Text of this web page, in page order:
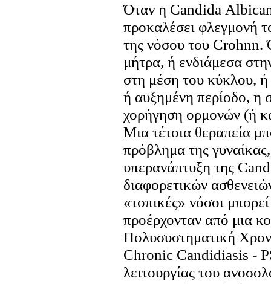
Όταν η Candida
προκαλέσει φλεγμονή
της νόσου του Crohnn.
μήτρα, ή ενδιάμεσα
στη μέση του κύκλου,
ή αυξημένη περίοδο, η
χορήγηση ορμονών (ή
Μια τέτοια θεραπεία
πρόβλημα της
υπερανάπτυξη της
διαφορετικών
«τοπικές» νόσοι
προέρχονταν από μια
Πολυσυστηματική
Chronic Candidiasis -
λειτουργίας του